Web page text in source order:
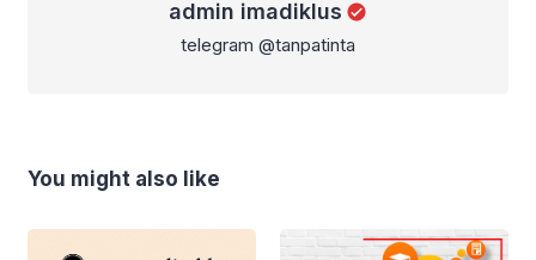
admin imadiklus
telegram @tanpatinta
You might also like